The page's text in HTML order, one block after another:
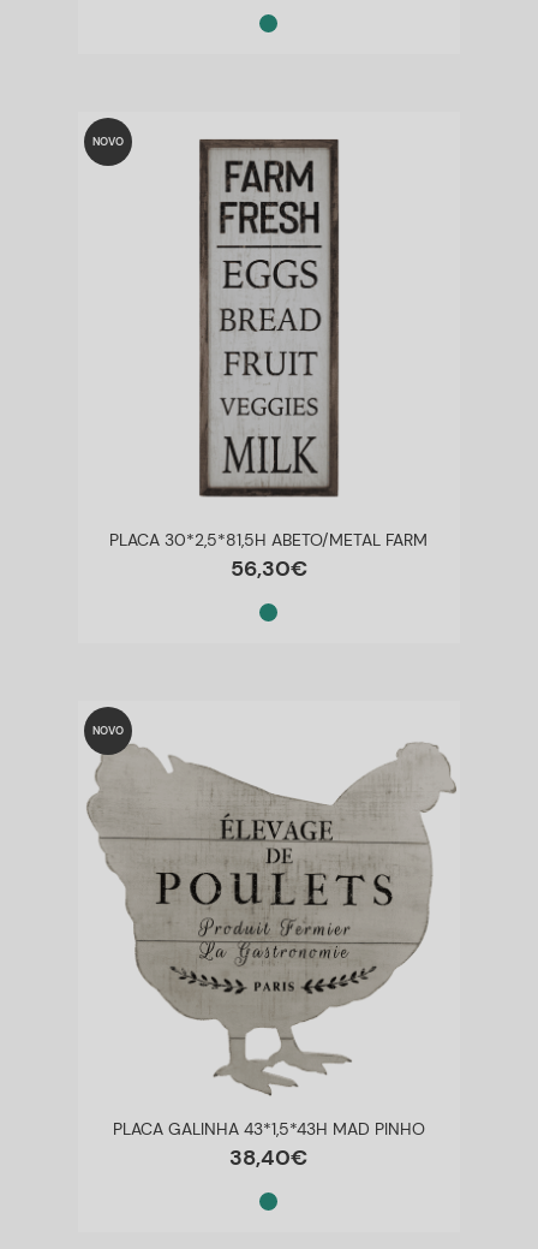
NOVO
PLACA 30*2,5*81,5H ABETO/METAL FARM
56,30€
NOVO
PLACA GALINHA 43*1,5*43H MAD PINHO
38,40€